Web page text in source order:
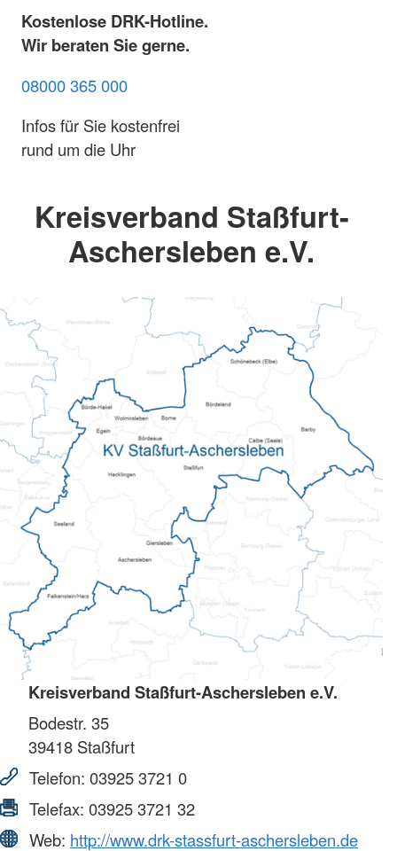
Kostenlose DRK-Hotline.
Wir beraten Sie gerne.
08000 365 000
Infos für Sie kostenfrei
rund um die Uhr
Kreisverband Staßfurt-
Aschersleben e.V.
Kreisverband Staßfurt-Aschersleben e.V.
Bodestr. 35
39418 Staßfurt
Telefon: 03925 3721 0
Telefax: 03925 3721 32
Web: http://www.drk-stassfurt-aschersleben.de